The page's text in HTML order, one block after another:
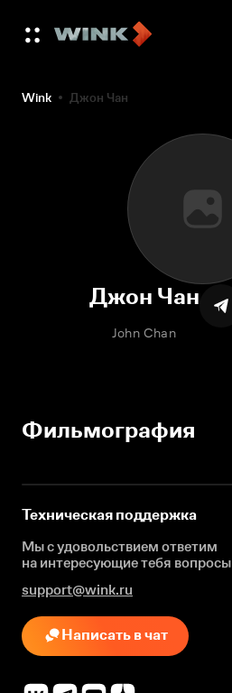
Wink Джон Чан
Джон Чан
John Chan
Фильмография
Техническая поддержка
Мы с удовольствием ответим
на интересующиетебя вопросы
support@wink.ru
Написать в чат